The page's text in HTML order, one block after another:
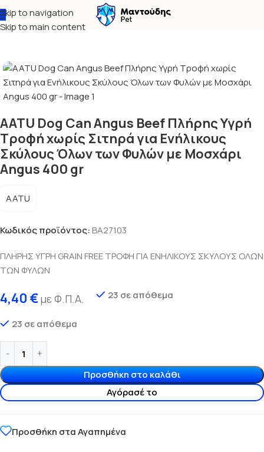
Skip to navigation
Skip to main content
Αρχική σελίδα Σκύλος Υγρά τροφή - Κονσέρβες
AATU Dog Can Angus Beef Πλήρης Υγρή
Τροφή χωρίς Σιτηρά για Ενήλικους
Σκύλους Όλων των Φυλών με Μοσχάρι
Angus 400 gr
AATU
Κωδικός προϊόντος:BA27103
ΠΛΗΡΗΣ ΥΓΡΗ GRAIN FREE ΤΡΟΦΗ ΓΙΑ ΕΝΗΛΙΚΟΥΣ ΣΚΥΛΟΥΣ ΟΛΩΝ
ΤΩΝ ΦΥΛΩΝ
4,40 €με Φ.Π.Α. 23 σε απόθεμα
23 σε απόθεμα
Προσθήκη στο καλάθι
Αγόρασέ το
Προσθήκη στα Αγαπημένα